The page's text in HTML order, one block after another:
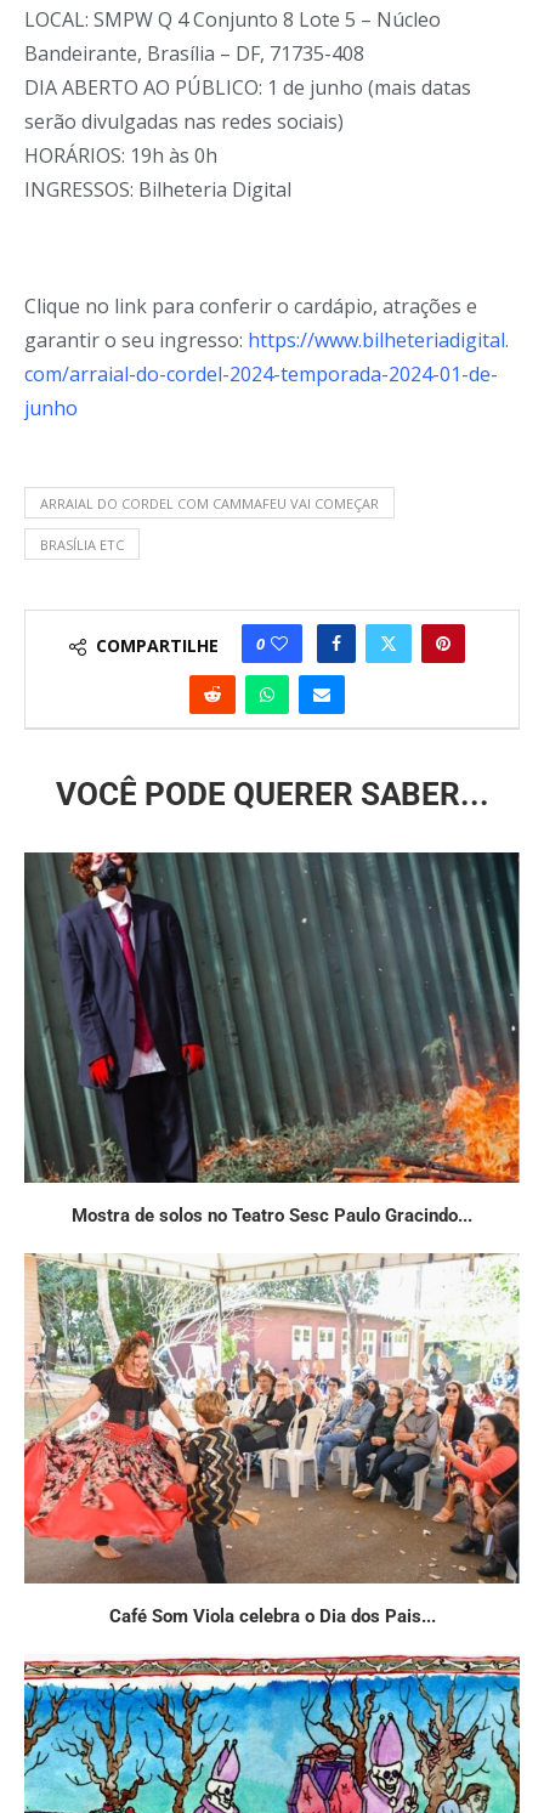
LOCAL: SMPW Q 4 Conjunto 8 Lote 5 – Núcleo
Bandeirante, Brasília – DF, 71735-408
DIA ABERTO AO PÚBLICO: 1 de junho (mais datas
serão divulgadas nas redes sociais)
HORÁRIOS: 19h às 0h
INGRESSOS: Bilheteria Digital
Clique no link para conferir o cardápio, atrações e
garantir o seu ingresso: https://www.bilheteriadigital.
com/arraial-do-cordel-2024-temporada-2024-01-de-
junho
ARRAIAL DO CORDEL COM CAMMAFEU VAI COMEÇAR
BRASÍLIA ETC
COMPARTILHE 0
VOCÊ PODE QUERER SABER...
Mostra de solos no Teatro Sesc Paulo Gracindo...
Café Som Viola celebra o Dia dos Pais...